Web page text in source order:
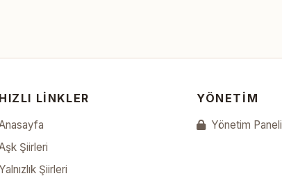
HIZLI LINKLER
Şiirleri
Yalnızlık Şiirleri
YÖNETIM
Yönetim Paneli